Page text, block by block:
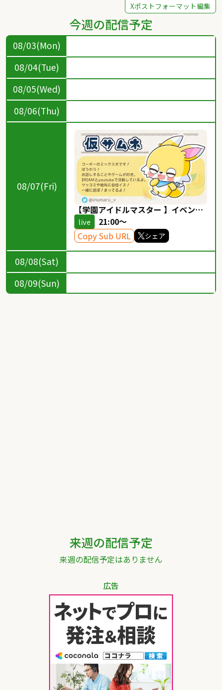
Xポストフォーマット編集
今週の配信予定
08/03(Mon)
08/04(Tue)
08/05(Wed)
08/06(Thu)
08/07(Fri)
【学園アイドルマスター 】イベント
やりながら雑談してもいいですか
#25
live
21:00～
Copy Sub URL
シェア
08/08(Sat)
08/09(Sun)
来週の配信予定
来週の配信予定はありません
広告